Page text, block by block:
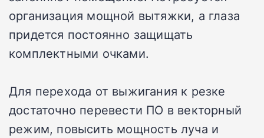
организация мощной вытяжки, а глаза
придется постоянно защищать
комплектными очками.
Для перехода от выжигания к резке
достаточно перевести ПО в векторный
режим, повысить мощность луча и